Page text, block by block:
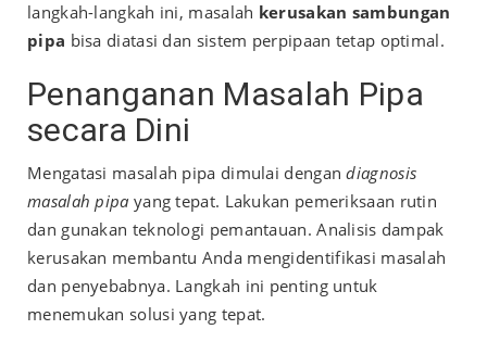
langkah-langkah ini, masalah kerusakan sambungan
pipa bisa diatasi dan sistem perpipaan tetap optimal.
Penanganan Masalah Pipa
secara Dini
Mengatasi masalah pipa dimulai dengandiagnosis
masalah pipa yang tepat. Lakukan pemeriksaan rutin
dan gunakan teknologi pemantauan. Analisis dampak
kerusakan membantu Anda mengidentifikasi masalah
dan penyebabnya. Langkah ini penting untuk
menemukan solusi yang tepat.